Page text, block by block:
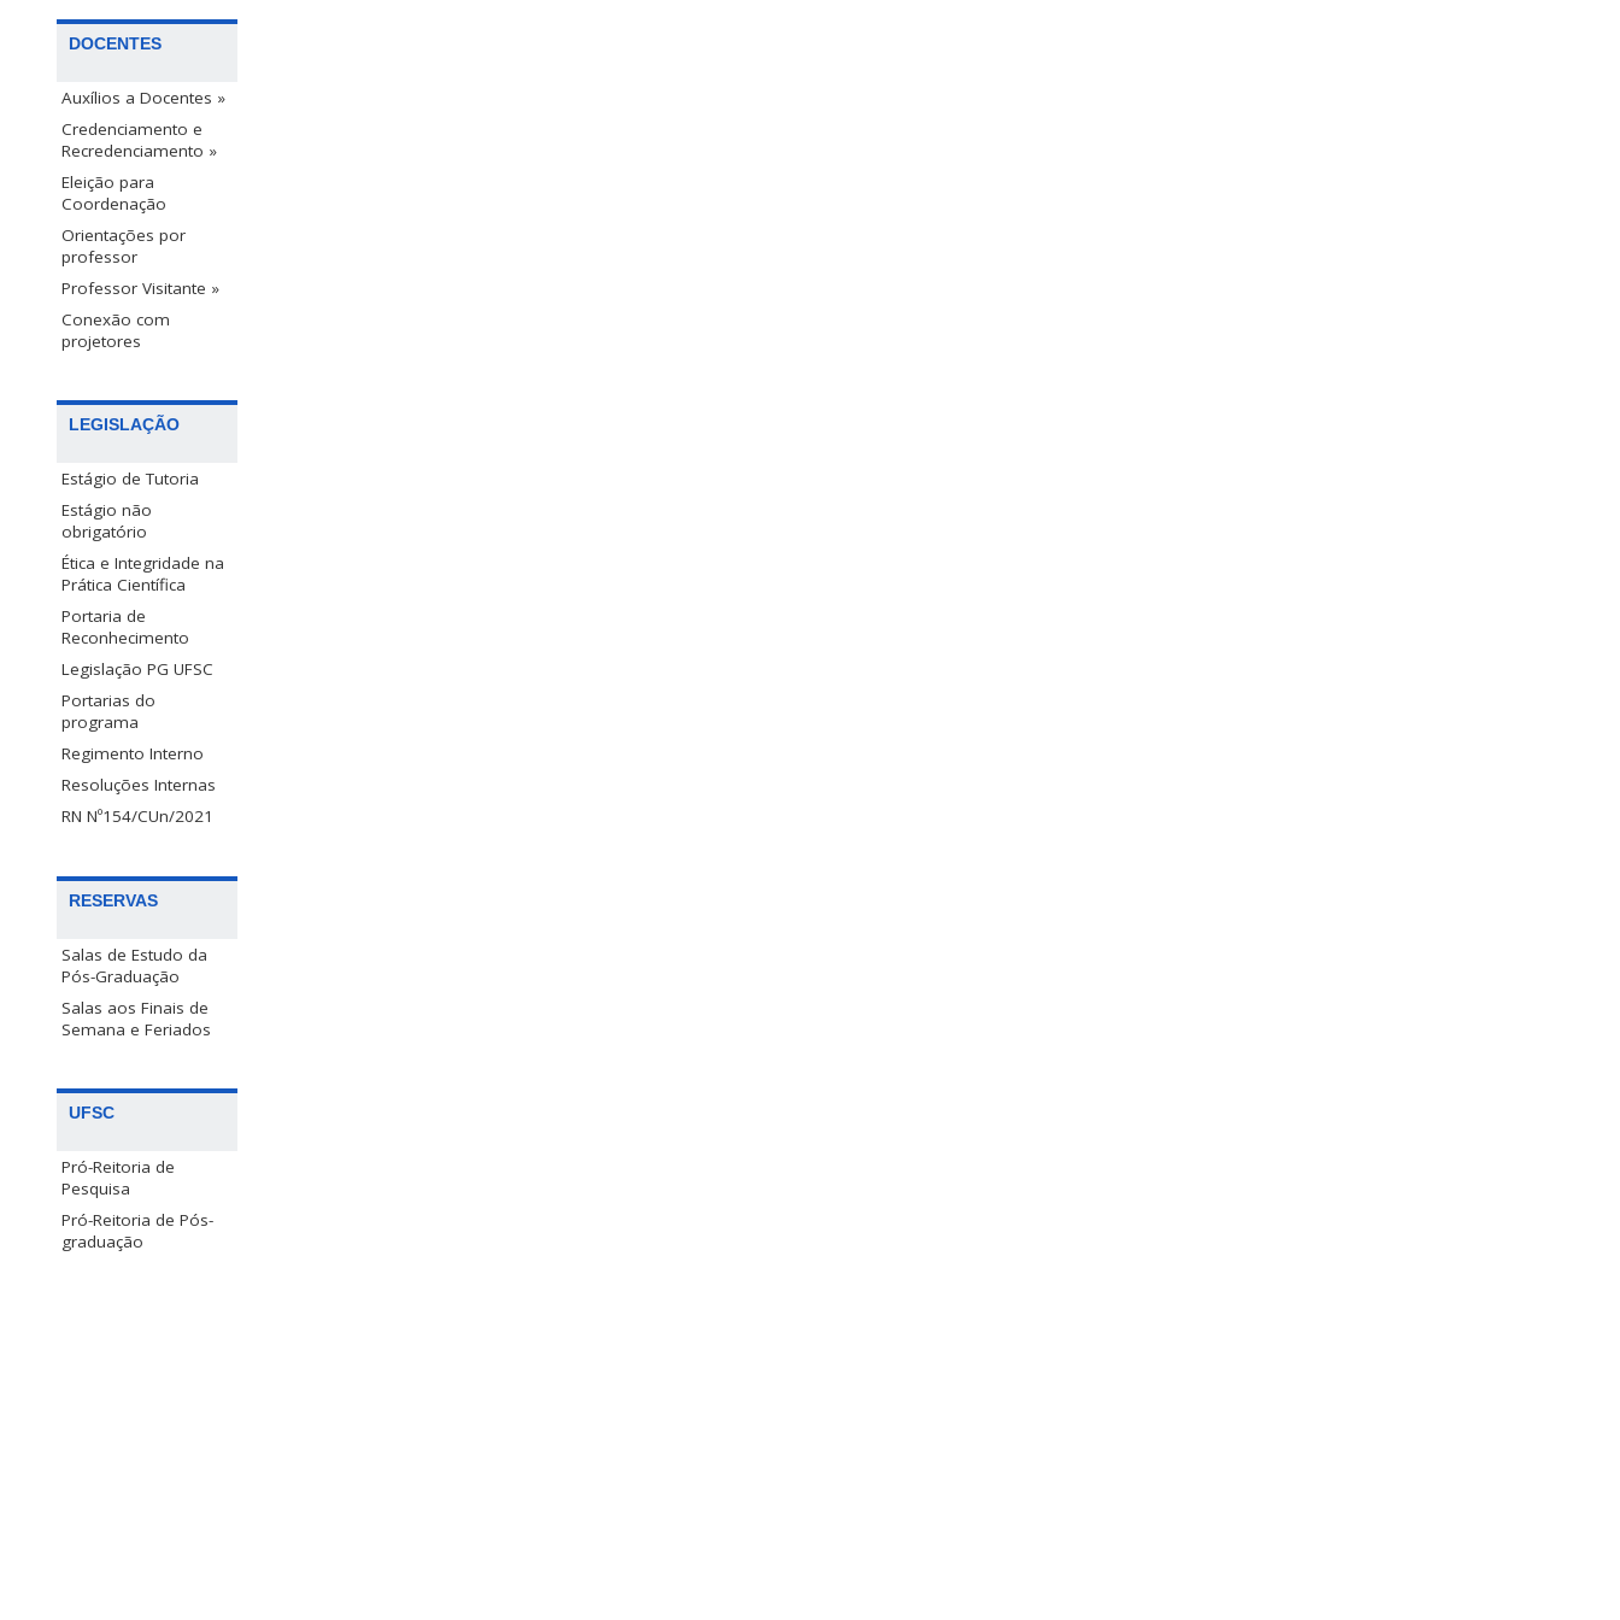
DOCENTES
Auxílios a Docentes »
Credenciamento e
Recredenciamento »
Eleição para
Coordenação
Orientações por
professor
Professor Visitante »
Conexão com
projetores
LEGISLAÇÃO
Estágio de Tutoria
Estágio não
obrigatório
Ética e Integridade na
Prática Científica
Portaria de
Reconhecimento
Legislação PG UFSC
Portarias do
programa
Regimento Interno
Resoluções Internas
RN Nº154/CUn/2021
RESERVAS
Salas de Estudo da
Pós-Graduação
Salas aos Finais de
Semana e Feriados
UFSC
Pró-Reitoria de
Pesquisa
Pró-Reitoria de Pós-
graduação